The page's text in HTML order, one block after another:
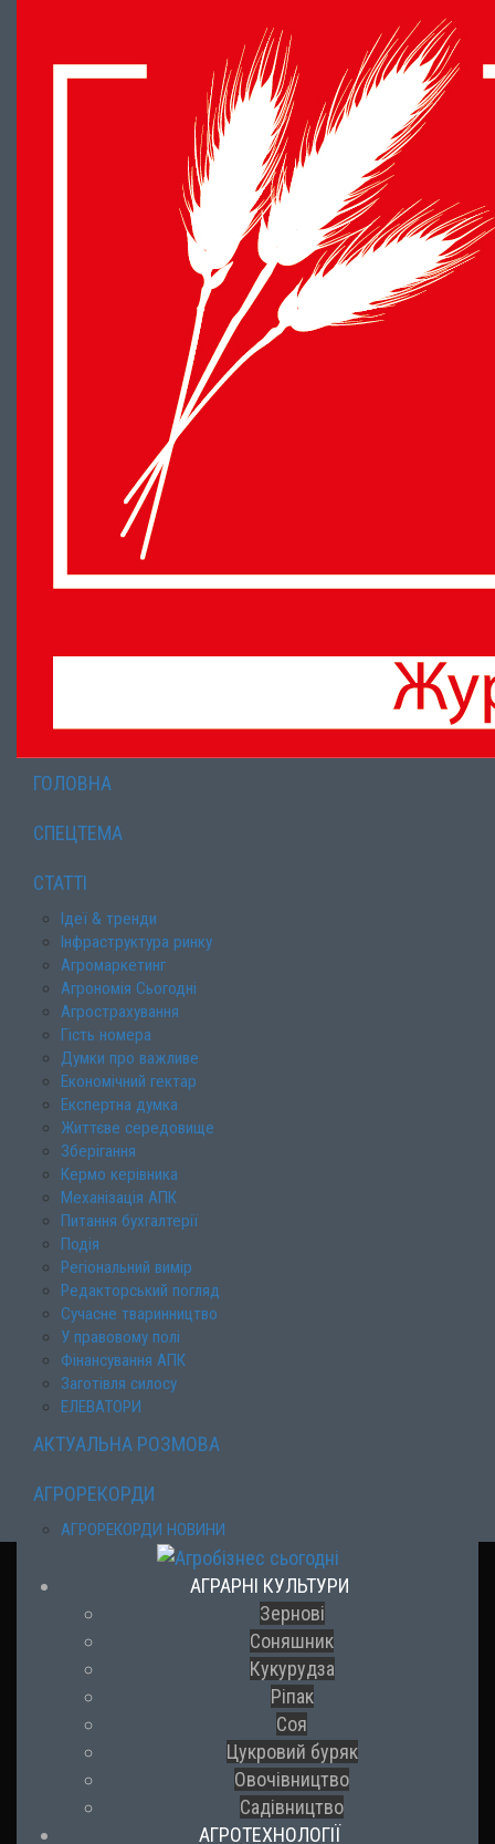
ГОЛОВНА
СПЕЦТЕМА
СТАТТІ
Ідеї & тренди
Інфраструктура ринку
Агромаркетинг
Агрономія Сьогодні
Агрострахування
Гість номера
Думки про важливе
Економічний гектар
Експертна думка
Життєве середовище
Зберігання
Кермо керівника
Механізація АПК
Питання бухгалтерії
Подія
Регіональний вимір
Редакторський погляд
Сучасне тваринництво
У правовому полі
Фінансування АПК
Заготівля силосу
ЕЛЕВАТОРИ
АКТУАЛЬНА РОЗМОВА
АГРОРЕКОРДИ
АГРОРЕКОРДИ НОВИНИ
АГРАРНІ КУЛЬТУРИ
Зернові
Соняшник
Кукурудза
Ріпак
Соя
Цукровий буряк
Овочівництво
Садівництво
АГРОТЕХНОЛОГІЇ